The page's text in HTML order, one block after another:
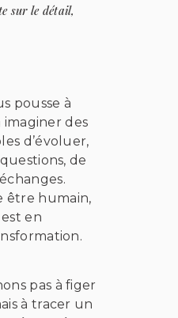
sur le détail,
pousse à
des
d’évoluer,
de
être humain,
en
pas à figer
à tracer un